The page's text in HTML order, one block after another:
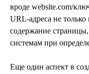
вроде website.com/
URL-адреса не
содержание
системам при
Еще один аспект в